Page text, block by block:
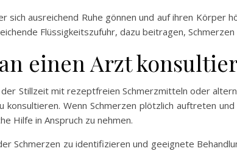
sich ausreichend Ruhe gönnen und auf ihren Körper
Flüssigkeitszufuhr, dazu beitragen,
einen Arzt
Stillzeit mit rezeptfreien Schmerzmitteln oder
Wenn Schmerzen plötzlich auftreten
Hilfe in Anspruch zu nehmen.
Schmerzen zu identifizieren und geeignete